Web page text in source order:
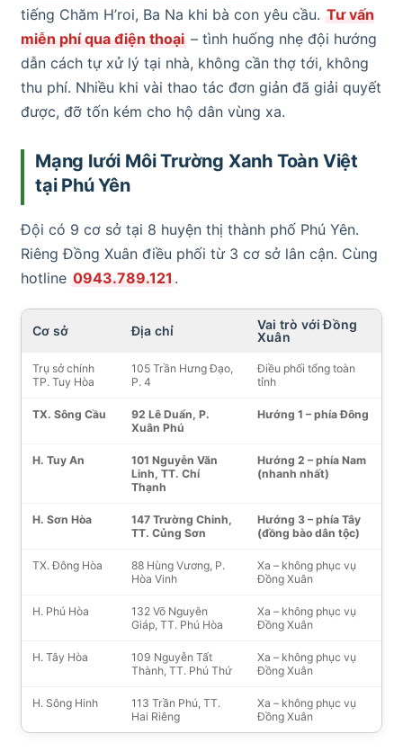
tiếng Chăm H’roi, Ba Na khi bà con yêu cầu. Tư vấn
miễn phí qua điện thoại – tình huống nhẹ đội hướng
dẫn cách tự xử lý tại nhà, không cần thợ tới, không
thu phí. Nhiều khi vài thao tác đơn giản đã giải quyết
được, đỡ tốn kém cho hộ dân vùng xa.
Mạng lưới Môi Trường Xanh Toàn Việt
tại Phú Yên
Đội có 9 cơ sở tại 8 huyện thị thành phố Phú Yên.
Riêng Đồng Xuân điều phối từ 3 cơ sở lân cận. Cùng
hotline 0943.789.121 .
Cơ sở Địa chỉ
Vai trò với Đồng
Xuân
Trụ sở chính
TP. Tuy Hòa
105 Trần Hưng Đạo,
P. 4
Điều phối tổng toàn
tỉnh
TX. Sông Cầu
92 Lê Duẩn, P.
Xuân Phú
Hướng 1 – phía Đông
H. Tuy An
101 Nguyễn Văn
Linh, TT. Chí
Thạnh
Hướng 2 – phía Nam
(nhanh nhất)
H. Sơn Hòa
147 Trường Chinh,
TT. Củng Sơn
Hướng 3 – phía Tây
(đồng bào dân tộc)
TX. Đông Hòa
88 Hùng Vương, P.
Hòa Vinh
Xa – không phục vụ
Đồng Xuân
H. Phú Hòa
132 Võ Nguyên
Giáp, TT. Phú Hòa
Xa – không phục vụ
Đồng Xuân
H. Tây Hòa
109 Nguyễn Tất
Thành, TT. Phú Thứ
Xa – không phục vụ
Đồng Xuân
H. Sông Hinh
113 Trần Phú, TT.
Hai Riêng
Xa – không phục vụ
Đồng Xuân